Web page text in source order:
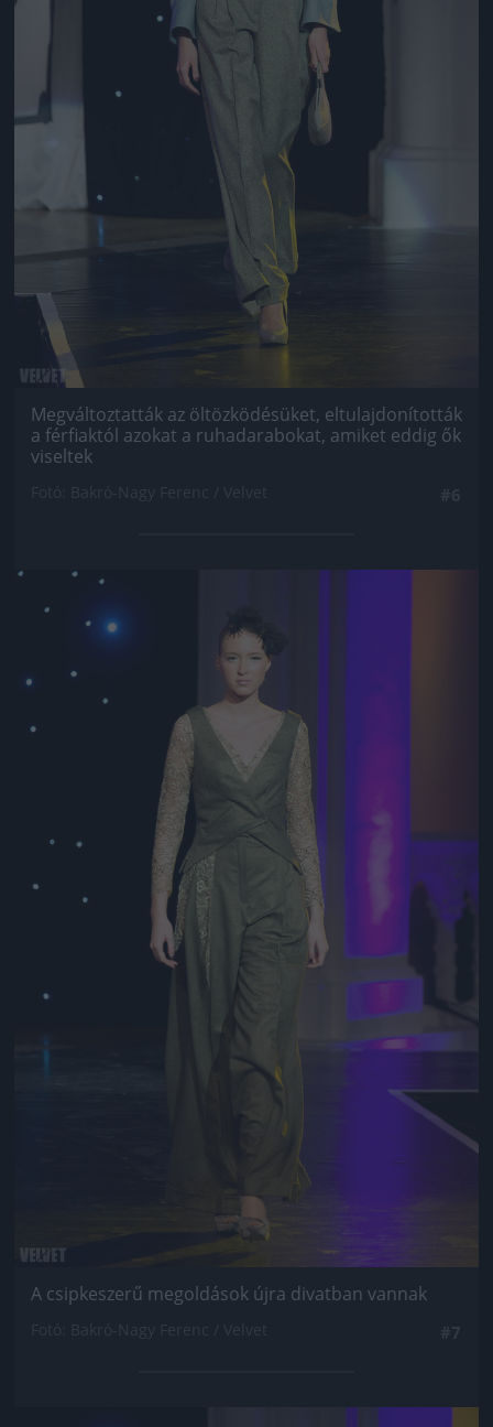
Megváltoztatták az öltözködésüket, eltulajdonították
a férfiaktól azokat a ruhadarabokat, amiket eddig ők
viseltek
A csipkeszerű megoldások újra divatban vannak